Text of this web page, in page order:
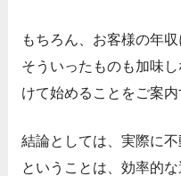
もちろん、お客様の年
そういったものも加味
けて始めることをご案内
結論としては、実際に
ということは、効率的